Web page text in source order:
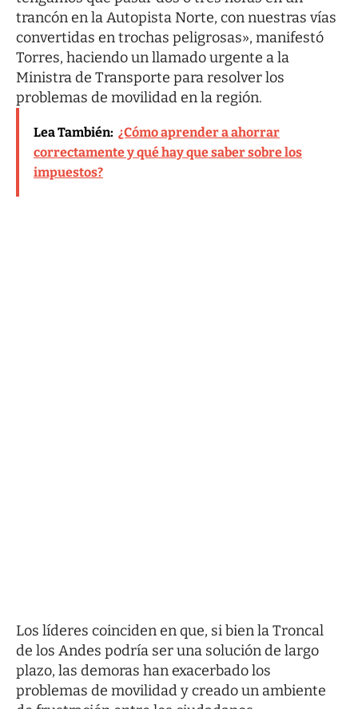
trancón en la Autopista Norte, con nuestras vías
convertidas en trochas peligrosas», manifestó
Torres, haciendo un llamado urgente a la
Ministra de Transporte para resolver los
problemas de movilidad en la región.
Lea También: ¿Cómo aprender a ahorrar
correctamente y qué hay que saber sobre los
impuestos?
Los líderes coinciden en que, si bien la Troncal
de los Andes podría ser una solución de largo
plazo, las demoras han exacerbado los
problemas de movilidad y creado un ambiente